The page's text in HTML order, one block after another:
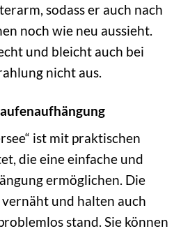
sodass er auch nach
noch wie neu aussieht.
und bleicht auch bei
nicht aus.
ist mit praktischen
die eine einfache und
ermöglichen. Die
und halten auch
stand. Sie können